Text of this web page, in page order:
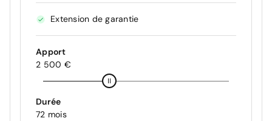
Extension de garantie
Apport
2 500 €
Durée
72 mois